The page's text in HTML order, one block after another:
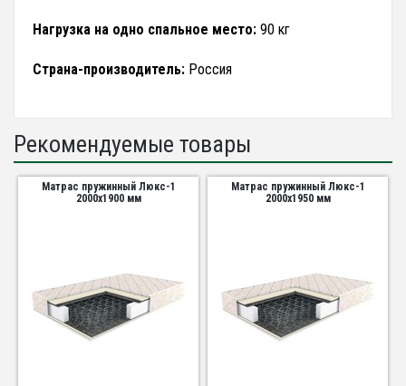
Нагрузка на одно спальное место: 90 кг
Страна-производитель: Россия
Рекомендуемые товары
Матрас пружинный Люкс-1
2000х1900 мм
Матрас пружинный Люкс-1
2000х1950 мм